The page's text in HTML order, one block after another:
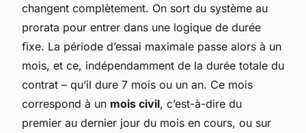
changent complètement. On sort du système au
prorata pour entrer dans une logique de durée
fixe. La période d’essai maximale passe alors à un
mois, et ce, indépendamment de la durée totale du
contrat – qu’il dure 7 mois ou un an. Ce mois
correspond à un mois civil, c’est-à-dire du
premier au dernier jour du mois en cours, ou sur